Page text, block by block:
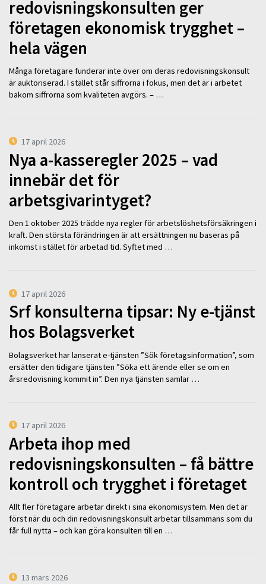
redovisningskonsulten ger
företagen ekonomisk trygghet –
hela vägen
Många företagare funderar inte över om deras redovisningskonsult
är auktoriserad. I stället står siffrorna i fokus, men det är i arbetet
bakom siffrorna som kvaliteten avgörs. – …
17 april 2026
Nya a-kasseregler 2025 – vad
innebär det för
arbetsgivarintyget?
Den 1 oktober 2025 trädde nya regler för arbetslöshetsförsäkringen i
kraft. Den största förändringen är att ersättningen nu baseras på
inkomst i stället för arbetad tid. Syftet med …
17 april 2026
Srf konsulterna tipsar: Ny e-tjänst
hos Bolagsverket
Bolagsverket har lanserat e-tjänsten ”Sök företagsinformation”, som
ersätter den tidigare tjänsten ”Söka ett ärende eller se om en
årsredovisning kommit in”. Den nya tjänsten samlar …
17 april 2026
Arbeta ihop med
redovisningskonsulten – få bättre
kontroll och trygghet i företaget
Allt fler företagare arbetar direkt i sina ekonomisystem. Men det är
först när du och din redovisningskonsult arbetar tillsammans som du
får full nytta – och kan göra konsulten till en …
13 mars 2026